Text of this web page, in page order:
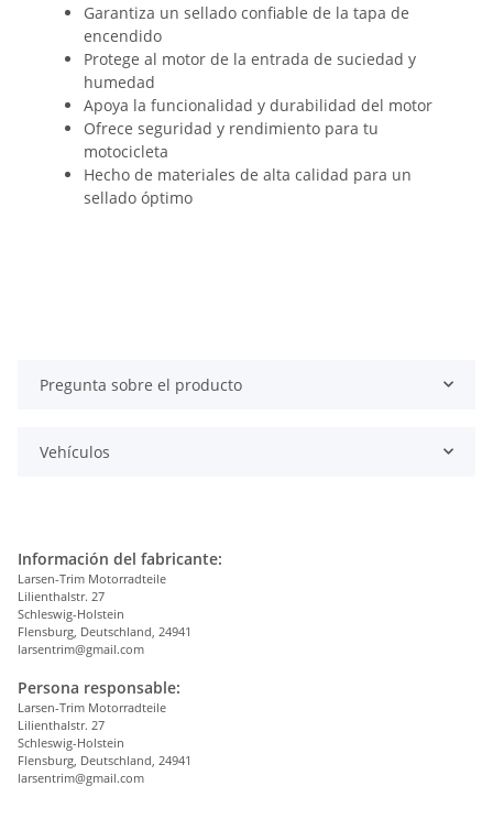
Garantiza un sellado confiable de la tapa de
encendido
Protege al motor de la entrada de suciedad y
humedad
Apoya la funcionalidad y durabilidad del motor
Ofrece seguridad y rendimiento para tu
motocicleta
Hecho de materiales de alta calidad para un
sellado óptimo
Pregunta sobre el producto
Vehículos
Información del fabricante:
Larsen-Trim Motorradteile
Lilienthalstr. 27
Schleswig-Holstein
Flensburg, Deutschland, 24941
larsentrim@gmail.com
Persona responsable:
Larsen-Trim Motorradteile
Lilienthalstr. 27
Schleswig-Holstein
Flensburg, Deutschland, 24941
larsentrim@gmail.com